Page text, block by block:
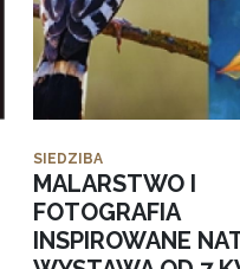
SIEDZIBA
MALARSTWO I
FOTOGRAFIA
INSPIROWANE